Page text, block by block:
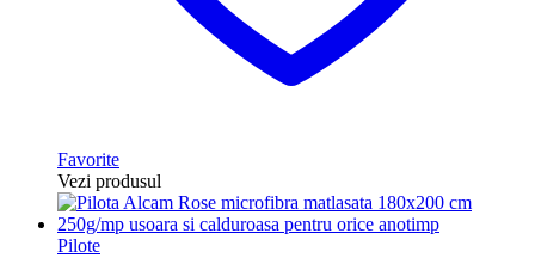
Favorite
Vezi produsul
Pilote